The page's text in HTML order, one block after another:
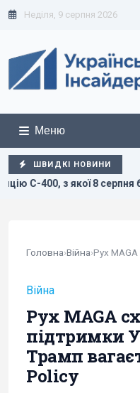
Неділя, 9 серпня 2026
Меню
ШВИДКІ НОВИНИ
били по Україні, -
Головна›Війна›
Війна
Рух MAGA
підтримки
Трамп
Policy